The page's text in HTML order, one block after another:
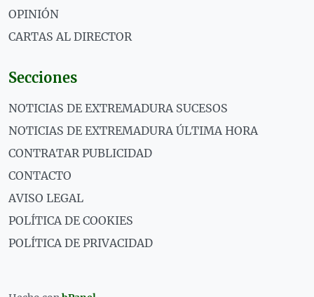
OPINIÓN
CARTAS AL DIRECTOR
Secciones
NOTICIAS DE EXTREMADURA SUCESOS
NOTICIAS DE EXTREMADURA ÚLTIMA HORA
CONTRATAR PUBLICIDAD
CONTACTO
AVISO LEGAL
POLÍTICA DE COOKIES
POLÍTICA DE PRIVACIDAD